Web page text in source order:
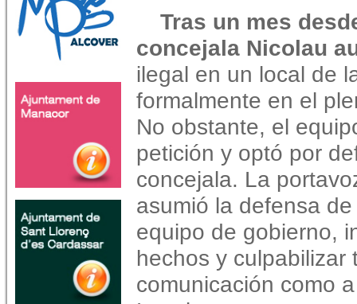
Tras un mes
concejala Nicolau
ilegal en un local de
formalmente en el
No obstante, el
petición y optó por
concejala. La
asumió la defensa
equipo de gobierno,
hechos y culpabilizar
comunicación como